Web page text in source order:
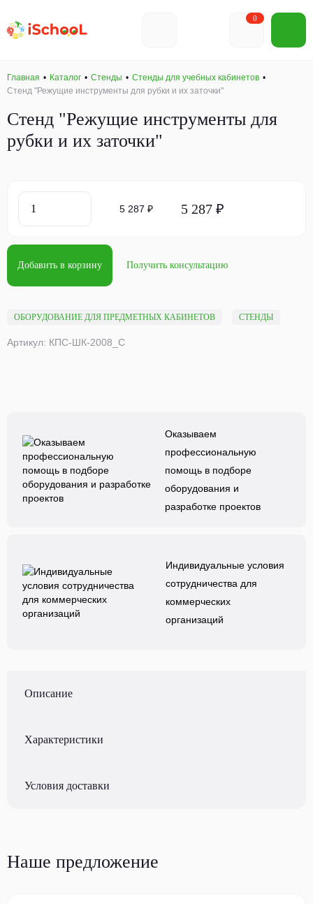
0
Главная Каталог Стенды
Стенды для учебных кабинетов
Стенд "Режущие инструменты для рубки и их заточки"
Стенд "Режущие инструменты для
рубки и их заточки"
ОБОРУДОВАНИЕ ДЛЯ ПРЕДМЕТНЫХ КАБИНЕТОВ СТЕНДЫ
Артикул: КПС-ШК-2008_С
5 287 ₽ 5 287 ₽
Добавить в корзину Получить консультацию
Оказываем
профессиональную
помощь в подборе
оборудования и
разработке проектов
Индивидуальные условия
сотрудничества для
коммерческих
организаций
Описание
Характеристики
Условия доставки
Наше предложение